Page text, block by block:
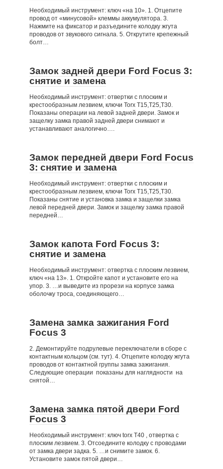
Необходимый инструмент: ключ «на 10». 1. Отцепите
провод от «минусовой» клеммы аккумулятора. 3.
Нажмите на фиксатор и разъедините колодку жгута
проводов от звукового сигнала. 5. Открутите крепежный
болт…
Замок задней двери Ford Focus 3:
снятие и замена
Необходимый инструмент: отвертки с плоским и
крестообразным лезвием, ключи Torx Т15,Т25,Т30.
Показаны операции на левой задней двери. Замок и
защелку замка правой задней двери снимают и
устанавливают аналогично….
Замок передней двери Ford Focus
3: снятие и замена
Необходимый инструмент: отвертки с плоским и
крестообразным лезвием, ключи Torx Т15,Т25,T30.
Показаны снятие и установка замка и защелки замка
левой передней двери. Замок и защелку замка правой
передней…
Замок капота Ford Focus 3:
снятие и замена
Необходимый инструмент: отвертка с плоским лезвием,
ключ «на 13». 1. Откройте капот и установите его на
упор. 3. …и выведите из прорези на корпусе замка
оболочку троса, соединяющего…
Замена замка зажигания Ford
Focus 3
2. Демонтируйте подрулевые переключатели в сборе с
контактным кольцом (см. тут). 4. Отцепите колодку жгута
проводов от контактной группы замка зажигания.
Следующие операции показаны для наглядности на
снятой…
Замена замка пятой двери Ford
Focus 3
Необходимый инструмент: ключ torx Т40 , отвертка с
плоским лезвием. 3. Отсоедините колодку с проводами
от замка двери задка. 5. …и снимите замок. 6.
Установите замок пятой двери…